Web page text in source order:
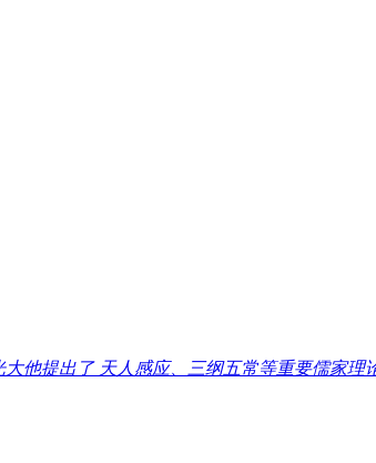
他提出了 天人感应、三纲五常等重要儒家理